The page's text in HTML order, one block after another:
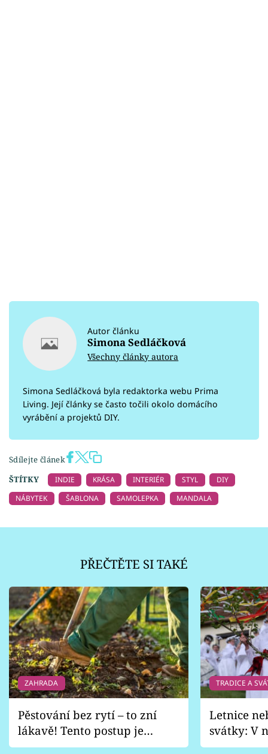
Autor článku
Simona Sedláčková
Všechny články autora
Simona Sedláčková byla redaktorka webu Prima
Living. Její články se často točili okolo domácího
vyrábění a projektů DIY.
Sdílejte článek
ŠTÍTKY
INDIE KRÁSA INTERIÉR STYL
DIY
NÁBYTEK
ŠABLONA SAMOLEPKA MANDALA
PŘEČTĚTE SI TAKÉ
ZAHRADA
Pěstování bez rytí – to zní
lákavě! Tento postup je
vhodný jen pro některé
TRADICE A
Letnice
svátky: V
pondělí